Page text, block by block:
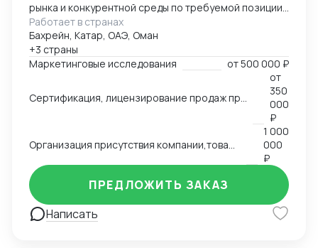
рынка и конкурентной среды по требуемой позиции/
группе товаров, обзор и анализ цен, конкурирующих
брендов, конкурентов по группам, обзор трендов,
национальных особенностей и традиции, основных
груп потребителей на региональных рынках. swot
продукции, адоптация к условиям и требованиям
дистрибутов, партнеров - Представление интересов
Вашей компании в регионе
Работает в странах
Бахрейн, Катар, ОАЭ, Оман
+3 страны
Маркетинговые исследования
от500 000 ₽
от
350
000
₽
Организация присутствия компании,товаров, услуг на международном рынке, запуск продаж
1 000
000
₽
Написать
ПРЕДЛОЖИТЬ ЗАКАЗ